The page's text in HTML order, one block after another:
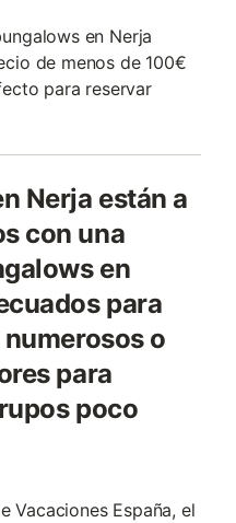
en Nerja
de menos de 100€
para reservar
Nerja están a
con una
en
para
o
para
poco
Vacaciones España, el